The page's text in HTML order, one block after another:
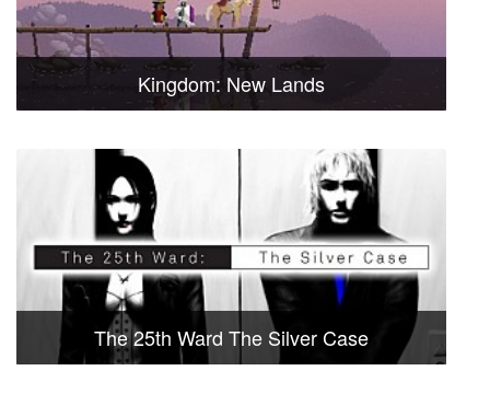
Kingdom: New Lands
The 25th Ward The Silver Case